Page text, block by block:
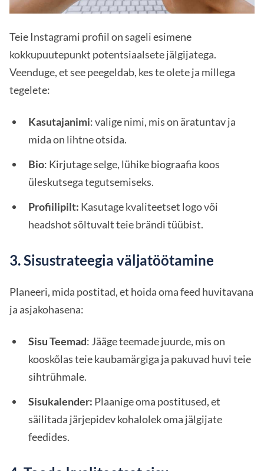
Teie Instagrami profiil on sageli esimene
kokkupuutepunkt potentsiaalsete jälgijatega.
Veenduge, et see peegeldab, kes te olete ja millega
tegelete:
Kasutajanimi: valige nimi, mis on äratuntav ja
mida on lihtne otsida.
Bio: Kirjutage selge, lühike biograafia koos
üleskutsega tegutsemiseks.
Profiilipilt: Kasutage kvaliteetset logo või
headshot sõltuvalt teie brändi tüübist.
3. Sisustrateegia väljatöötamine
Planeeri, mida postitad, et hoida oma feed huvitavana
ja asjakohasena:
Sisu Teemad: Jääge teemade juurde, mis on
kooskõlas teie kaubamärgiga ja pakuvad huvi teie
sihtrühmale.
Sisukalender: Plaanige oma postitused, et
säilitada järjepidev kohalolek oma jälgijate
feedides.